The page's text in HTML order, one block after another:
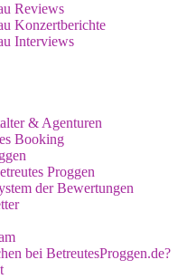
Reviews
Konzertberichte
Interviews
& Agenturen
Booking
Proggen
der Bewertungen
bei BetreutesProggen.de?